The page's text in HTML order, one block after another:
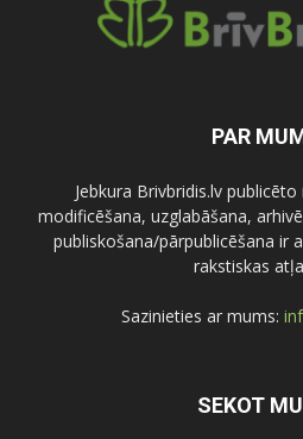
PAR
Jebkura Brivbridis.lv
modificēšana, uzglabāšana,
publiskošana/pārpublicēšana ir
rakstiskas
Sazinieties ar mums:
SEKOT